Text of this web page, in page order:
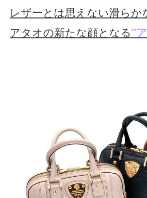
レザーとは思えない滑らか
アタオの新たな顔となる”